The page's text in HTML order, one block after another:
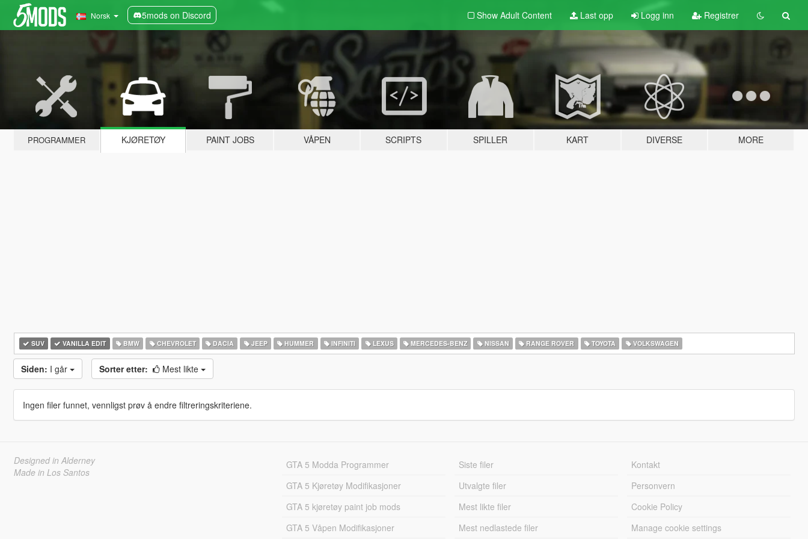
Norsk 5mods on Discord Show Adult Content Last opp Logg inn Registrer
PROGRAMMER KJØRETØY PAINT JOBS VÅPEN SCRIPTS SPILLER KART DIVERSE MORE
SUV VANILLA EDIT BMW CHEVROLET DACIA JEEP HUMMER INFINITI LEXUS MERCEDES-BENZ NISSAN RANGE ROVER TOYOTA VOLKSWAGEN
Siden: I går Sorter etter: Mest likte
Ingen filer funnet, vennligst prøv å endre filtreringskriteriene.
Designed in Alderney
Made in Los Santos
GTA 5 Modda Programmer
GTA 5 Kjøretøy Modifikasjoner
GTA 5 kjøretøy paint job mods
GTA 5 Våpen Modifikasjoner
Siste filer
Utvalgte filer
Mest likte filer
Mest nedlastede filer
Kontakt
Personvern
Cookie Policy
Manage cookie settings